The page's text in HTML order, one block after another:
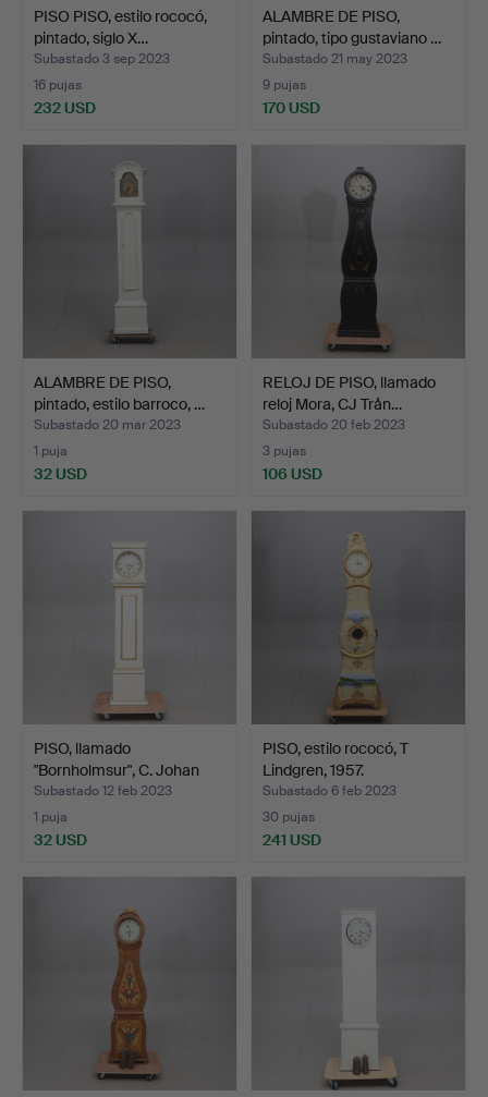
PISO PISO, estilo rococó,
pintado, siglo X…
Subastado 3 sep 2023
16 pujas
232 USD
ALAMBRE DE PISO,
pintado, tipo gustaviano …
Subastado 21 may 2023
9 pujas
170 USD
ALAMBRE DE PISO,
pintado, estilo barroco, …
Subastado 20 mar 2023
1 puja
32 USD
RELOJ DE PISO, llamado
reloj Mora, CJ Trån…
Subastado 20 feb 2023
3 pujas
106 USD
PISO, llamado
"Bornholmsur", C. Johan
Stej…
Subastado 12 feb 2023
1 puja
32 USD
PISO, estilo rococó, T
Lindgren, 1957.
Subastado 6 feb 2023
30 pujas
241 USD